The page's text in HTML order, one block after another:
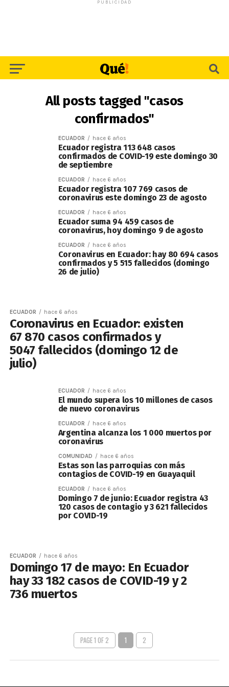
PUBLICIDAD
All posts tagged "casos
confirmados"
ECUADOR hace 6 años
Ecuador registra 113 648 casos
confirmados de COVID-19 este domingo 30
de septiembre
ECUADOR hace 6 años
Ecuador registra 107 769 casos de
coronavirus este domingo 23 de agosto
ECUADOR hace 6 años
Ecuador suma 94 459 casos de
coronavirus, hoy domingo 9 de agosto
ECUADOR hace 6 años
Coronavirus en Ecuador: hay 80 694 casos
confirmados y 5 515 fallecidos (domingo
26 de julio)
ECUADOR hace 6 años
Coronavirus en Ecuador: existen
67 870 casos confirmados y
5047 fallecidos (domingo 12 de
julio)
ECUADOR hace 6 años
El mundo supera los 10 millones de casos
de nuevo coronavirus
ECUADOR hace 6 años
Argentina alcanza los 1 000 muertos por
coronavirus
COMUNIDAD hace 6 años
Estas son las parroquias con más
contagios de COVID-19 en Guayaquil
ECUADOR hace 6 años
Domingo 7 de junio: Ecuador registra 43
120 casos de contagio y 3 621 fallecidos
por COVID-19
ECUADOR hace 6 años
Domingo 17 de mayo: En Ecuador
hay 33 182 casos de COVID-19 y 2
736 muertos
PAGE 1 OF 2 1 2